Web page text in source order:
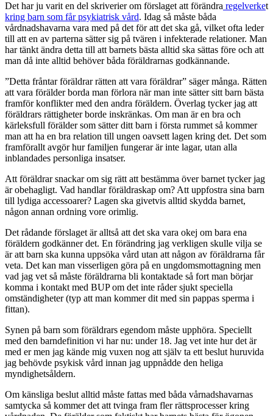
Det har ju varit en del skriverier om förslaget att förändra regelverket
kring barn som får psykiatrisk vård. Idag så måste båda
vårdnadshavarna vara med på det för att det ska gå, vilket ofta leder
till att en av parterna sätter sig på tvären i infekterade relationer. Man
har tänkt ändra detta till att barnets bästa alltid ska sättas före och att
man då inte alltid behöver båda föräldrarnas godkännande.
”Detta fråntar föräldrar rätten att vara föräldrar” säger många. Rätten
att vara förälder borda man förlora när man inte sätter sitt barn bästa
framför konflikter med den andra föräldern. Överlag tycker jag att
föräldrars rättigheter borde inskränkas. Om man är en bra och
kärleksfull förälder som sätter ditt barn i första rummet så kommer
man att ha en bra relation till ungen oavsett lagen kring det. Det som
framförallt avgör hur familjen fungerar är inte lagar, utan alla
inblandades personliga insatser.
Att föräldrar snackar om sig rätt att bestämma över barnet tycker jag
är obehagligt. Vad handlar föräldraskap om? Att uppfostra sina barn
till lydiga accessoarer? Lagen ska givetvis alltid skydda barnet,
någon annan ordning vore orimlig.
Det rådande förslaget är alltså att det ska vara okej om bara ena
föräldern godkänner det. En förändring jag verkligen skulle vilja se
är att barn ska kunna uppsöka vård utan att någon av föräldrarna får
veta. Det kan man visserligen göra på en ungdomsmottagning men
vad jag vet så måste föräldrarna bli kontaktade så fort man börjar
komma i kontakt med BUP om det inte råder sjukt speciella
omständigheter (typ att man kommer dit med sin pappas sperma i
fittan).
Synen på barn som föräldrars egendom måste upphöra. Speciellt
med den barndefinition vi har nu: under 18. Jag vet inte hur det är
med er men jag kände mig vuxen nog att själv ta ett beslut huruvida
jag behövde psykisk vård innan jag uppnådde den heliga
myndighetsåldern.
Om känsliga beslut alltid måste fattas med båda vårnadshavarnas
samtycka så kommer det att tvinga fram fler rättsprocesser kring